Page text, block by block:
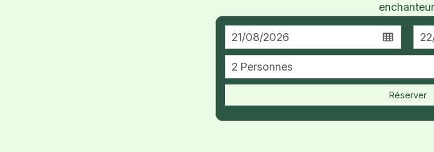
Réserver